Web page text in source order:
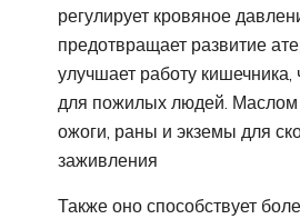
регулирует кровяное
предотвращает развитие
улучшает работу кишечника,
для пожилых людей.
ожоги, раны и экземы для
заживления
Также оно способствует